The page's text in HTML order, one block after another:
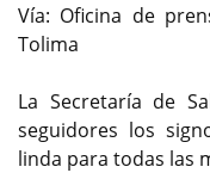
Vía: Oficina de
Tolima
La Secretaría de
seguidores los
linda para todas las